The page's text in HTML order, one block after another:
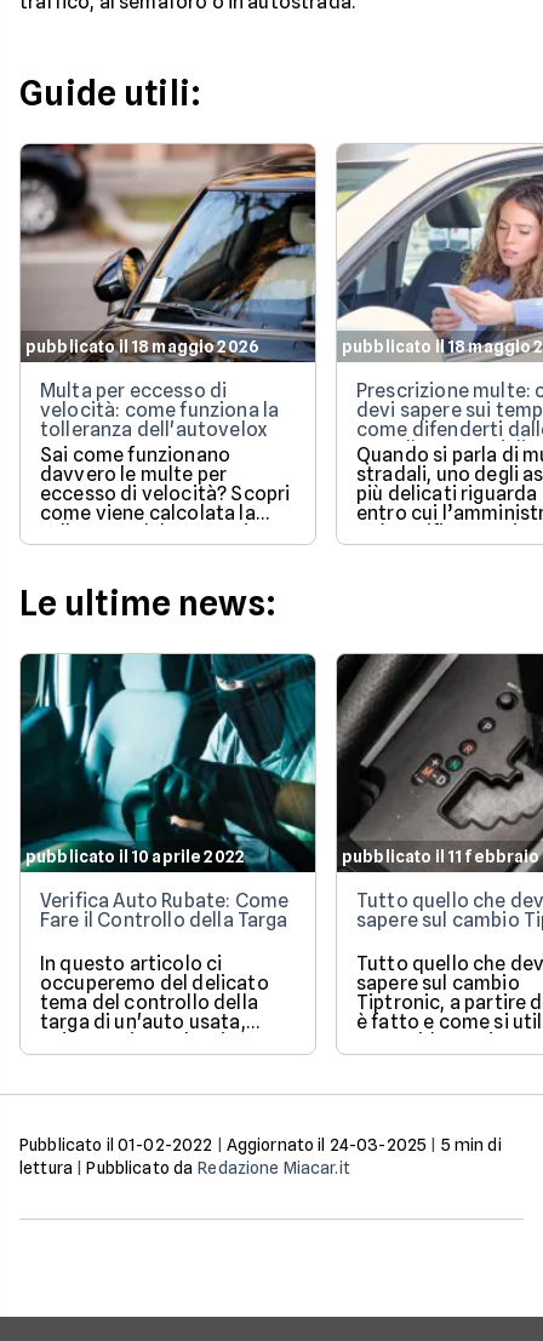
Guide utili:
pubblicato il 18 maggio 2026
Multa per eccesso di
velocità: come funziona la
tolleranza dell'autovelox
Sai come funzionano
davvero le multe per
eccesso di velocità? Scopri
come viene calcolata la
tolleranza del 5% prevista
dalla legge e quali sono le
2026 per evitare brutte
sorprese alla guida.
pubblicato il 18 maggio
Prescrizione multe:
devi sapere sui
come difenderti
cartelle esattoriali
Quando si parla di
stradali, uno degli
più delicati riguarda
entro cui
può notificare o
un pagamento.
Le ultime news:
pubblicato il 10 aprile 2022
Verifica Auto Rubate: Come
Fare il Controllo della Targa
In questo articolo ci
occuperemo del delicato
tema del controllo della
targa di un'auto usata,
un'operazione che si
effettua quando si ha il
sia stata rubata. Ne
procedura e attendibilità.
pubblicato il 11 febbraio
Tutto quello che
sapere sul cambio
Tutto quello che
sapere sul cambio
Tiptronic, a partire
è fatto e come si
Una guida pratica e
semplice di un
Pubblicato il 01-02-2022 Aggiornato il 24-03-2025 5 min di
lettura |Pubblicato da Redazione Miacar.it